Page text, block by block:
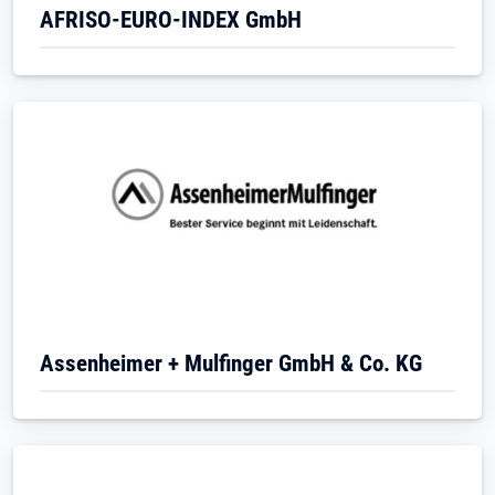
AFRISO-EURO-INDEX GmbH
Assenheimer + Mulfinger GmbH & Co. KG